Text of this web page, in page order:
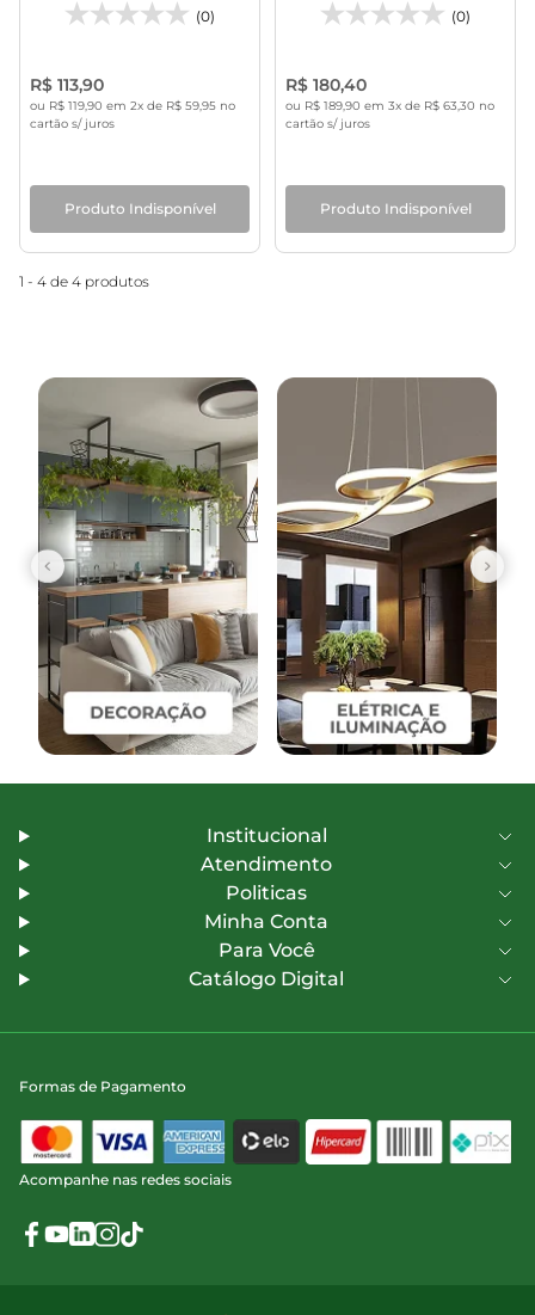
(0)
R$ 113,90
ou R$ 119,90 em 2x de R$ 59,95 no
cartão s/ juros
Produto Indisponível
(0)
R$ 180,40
ou R$ 189,90 em 3x de R$ 63,30 no
cartão s/ juros
Produto Indisponível
1 - 4 de 4 produtos
Institucional
Atendimento
Politicas
Minha Conta
Para Você
Catálogo Digital
Formas de Pagamento
Acompanhe nas redes sociais